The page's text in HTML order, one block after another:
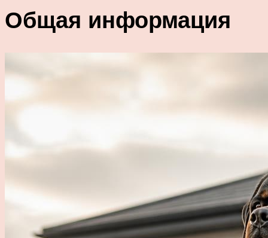
Общая информация